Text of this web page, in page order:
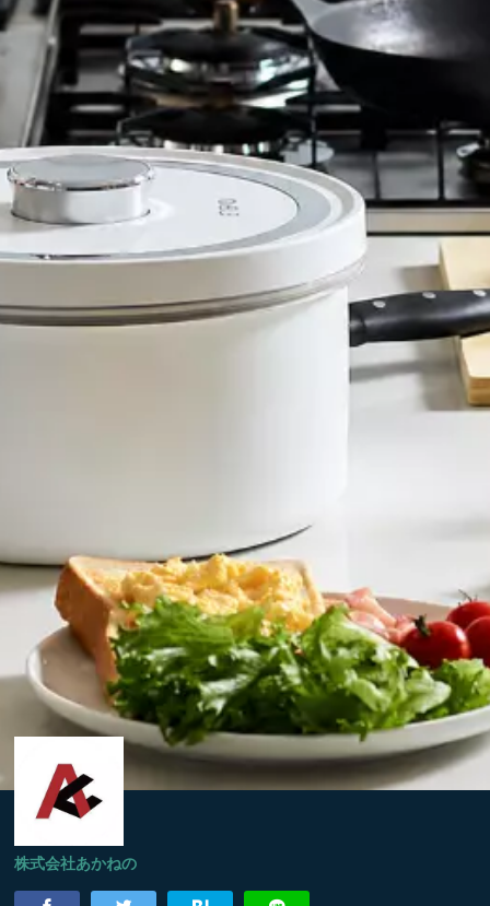
株式会社あかねの